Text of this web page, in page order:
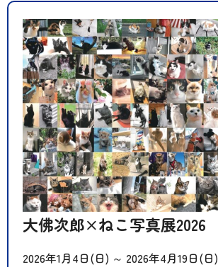
大佛次郎×ねこ写真展2026
2026年1月4日(日) ～ 2026年4月19日(日)